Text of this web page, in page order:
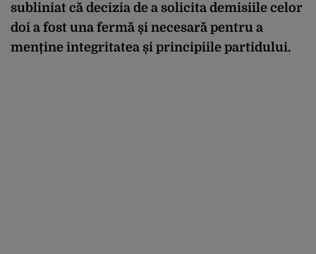
subliniat că decizia de a solicita demisiile celor
doi a fost una fermă și necesară pentru a
menține integritatea și principiile partidului.